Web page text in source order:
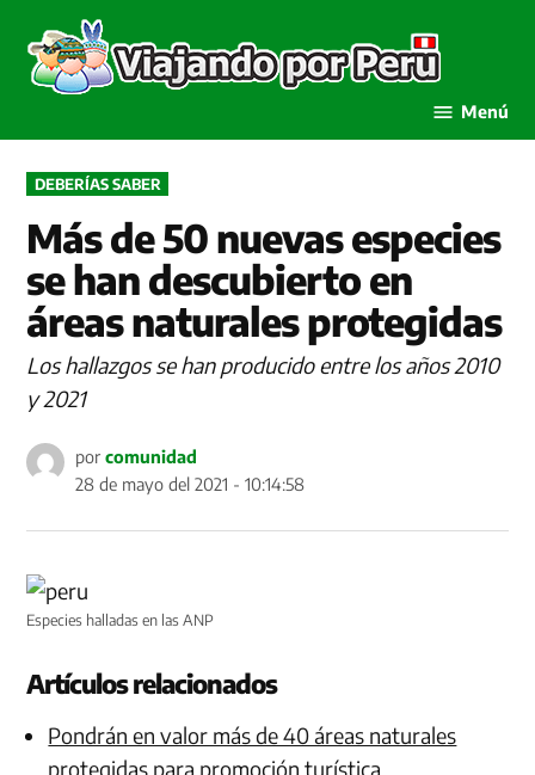
contenido
por
Menú
PUBLICADO
EN
DEBERÍAS SABER
Más de 50 nuevas especies
se han descubierto en
áreas naturales protegidas
Los hallazgos se han producido entre los años 2010
y 2021
por comunidad
28 de mayo del 2021 - 10:14:58
Especies halladas en las ANP
Artículos relacionados
Pondrán en valor más de 40 áreas naturales
protegidas para promoción turística